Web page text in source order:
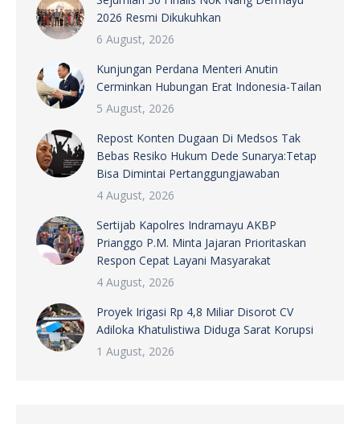
2026 Resmi Dikukuhkan
6 August, 2026
Kunjungan Perdana Menteri Anutin
Cerminkan Hubungan Erat Indonesia-Tailan
5 August, 2026
Repost Konten Dugaan Di Medsos Tak
Bebas Resiko Hukum Dede Sunarya:Tetap
Bisa Dimintai Pertanggungjawaban
4 August, 2026
Sertijab Kapolres Indramayu AKBP
Prianggo P.M. Minta Jajaran Prioritaskan
Respon Cepat Layani Masyarakat
4 August, 2026
Proyek Irigasi Rp 4,8 Miliar Disorot CV
Adiloka Khatulistiwa Diduga Sarat Korupsi
1 August, 2026